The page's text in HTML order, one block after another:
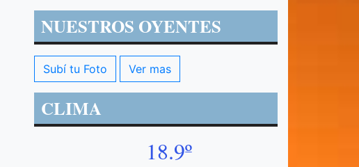
NUESTROS OYENTES
Subí tu Foto Ver mas
CLIMA
18.9º